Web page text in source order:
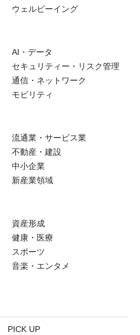
ウェルビーイング
AI・データ
セキュリティー・リスク管理
通信・ネットワーク
モビリティ
流通業・サービス業
不動産・建設
中小企業
新産業領域
資産形成
健康・医療
スポーツ
音楽・エンタメ
PICK UP